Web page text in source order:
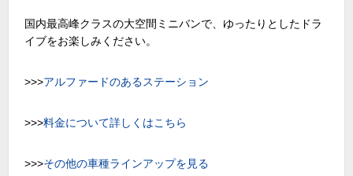
国内最高峰クラスの大空間ミニバンで、ゆったりとしたドラ
イブをお楽しみください。
>>>アルファードのあるステーション
>>>料金について詳しくはこちら
>>>その他の車種ラインアップを見る